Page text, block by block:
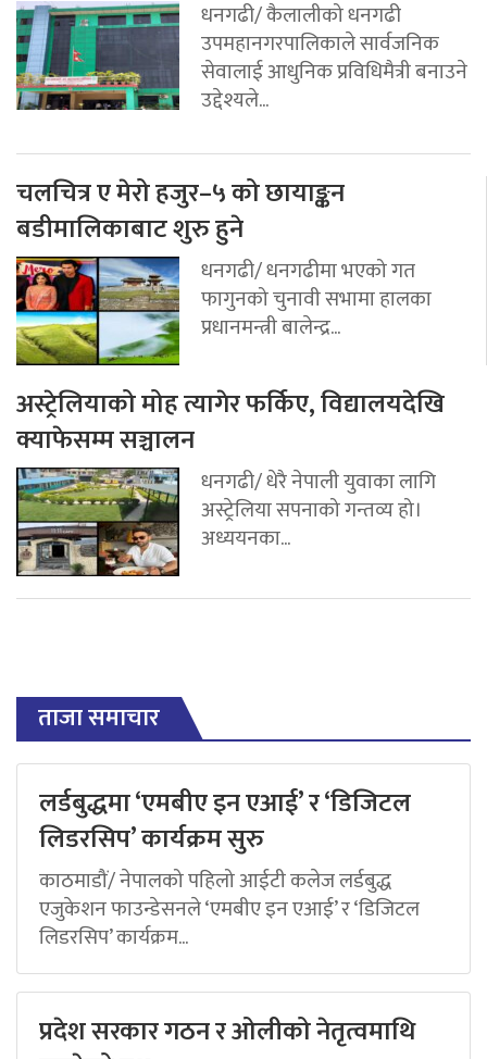
धनगढी/ कैलालीको धनगढी
उपमहानगरपालिकाले सार्वजनिक
सेवालाई आधुनिक प्रविधिमैत्री बनाउने
उद्देश्यले...
चलचित्र ए मेरो हजुर–५ को छायाङ्कन
बडीमालिकाबाट शुरु हुने
धनगढी/ धनगढीमा भएको गत
फागुनको चुनावी सभामा हालका
प्रधानमन्त्री बालेन्द्र...
अस्ट्रेलियाको मोह त्यागेर फर्किए, विद्यालयदेखि
क्याफेसम्म सञ्चालन
धनगढी/ धेरै नेपाली युवाका लागि
अस्ट्रेलिया सपनाको गन्तव्य हो।
अध्ययनका...
ताजा समाचार
लर्डबुद्धमा ‘एमबीए इन एआई’ र ‘डिजिटल
लिडरसिप’ कार्यक्रम सुरु
काठमाडौं/ नेपालको पहिलो आईटी कलेज लर्डबुद्ध
एजुकेशन फाउन्डेसनले ‘एमबीए इन एआई’ र ‘डिजिटल
लिडरसिप’ कार्यक्रम...
प्रदेश सरकार गठन र ओलीको नेतृत्वमाथि